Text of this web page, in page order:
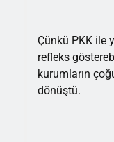
Çünkü PKK ile
refleks
kurumların
dönüştü.